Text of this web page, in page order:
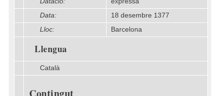
Data:
18 desembre 1377
Lloc:
Barcelona
Llengua
Català